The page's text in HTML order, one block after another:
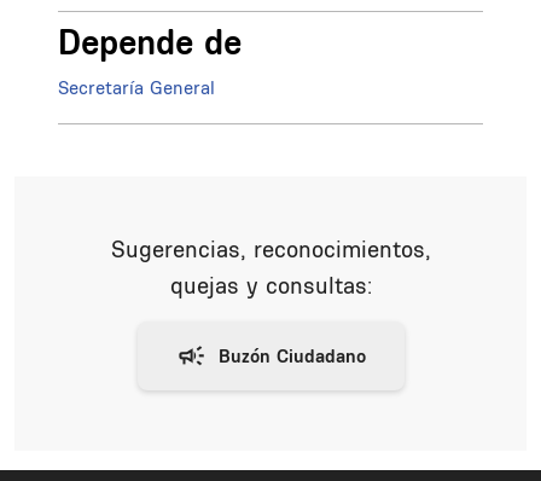
Depende de
Secretaría General
Sugerencias, reconocimientos,
quejas y consultas: